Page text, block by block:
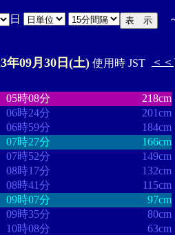
日
年09月30日(土) 使用時 JST ＜＜
05時08分
218cm
06時24分
201cm
06時59分
184cm
07時27分
166cm
07時52分
149cm
08時17分
132cm
08時41分
115cm
09時07分
97cm
09時35分
80cm
10時08分
63cm